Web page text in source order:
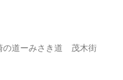
道ーみさき道 茂木街